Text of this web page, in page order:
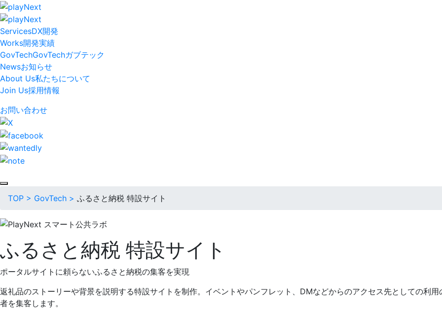
ServicesDX開発
Works開発実績
GovTechGovTechガブテック
Newsお知らせ
About Us私たちについて
Join Us採用情報
お問い合わせ
TOP > GovTech > ふるさと納税 特設サイト
ふるさと納税 特設サイト
ポータルサイトに頼らないふるさと納税の集客を実現
返礼品のストーリーや背景を説明する特設サイトを制作。イベントやパンフレット、DMなどからのアクセス先としての利
者を集客します。